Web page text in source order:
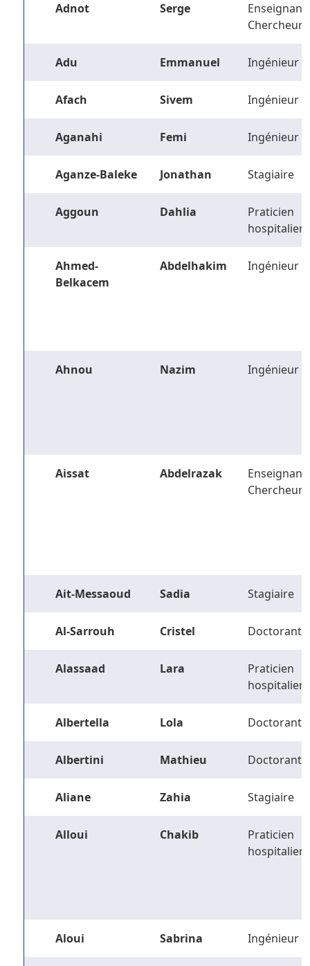
Adnot Serge
Enseignant-
Chercheur
Adu Emmanuel Ingénieur
Afach Sivem Ingénieur
Aganahi Femi Ingénieur
Aganze-Baleke Jonathan Stagiaire
Aggoun Dahlia
Praticien
hospitalier
Ahmed-
Belkacem
Abdelhakim Ingénieur
Ahnou Nazim Ingénieur
Aissat Abdelrazak
Enseignant-
Chercheur
Ait-Messaoud Sadia Stagiaire
Al-Sarrouh Cristel Doctorant
Alassaad Lara
Praticien
hospitalier
Albertella Lola Doctorant
Albertini Mathieu Doctorant
Aliane Zahia Stagiaire
Alloui Chakib
Praticien
hospitalier
Aloui Sabrina Ingénieur